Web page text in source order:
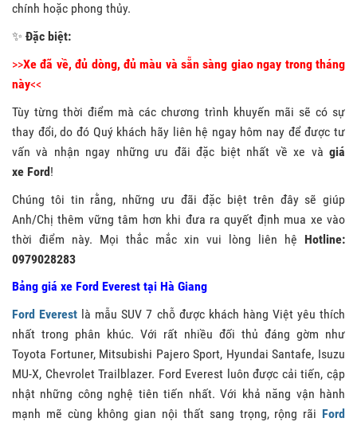
chính hoặc phong thủy.
✨ Đặc biệt:
>>Xe đã về, đủ dòng, đủ màu và sẵn sàng giao ngay trong tháng
này<<
Tùy từng thời điểm mà các chương trình khuyến mãi sẽ có sự
thay đổi, do đó Quý khách hãy liên hệ ngay hôm nay để được tư
vấn và nhận ngay những ưu đãi đặc biệt nhất về xe và giá
xe Ford!
Chúng tôi tin rằng, những ưu đãi đặc biệt trên đây sẽ giúp
Anh/Chị thêm vững tâm hơn khi đưa ra quyết định mua xe vào
thời điểm này. Mọi thắc mắc xin vui lòng liên hệ Hotline:
0979028283
Bảng giá xe Ford Everest tại Hà Giang
Ford Everest là mẫu SUV 7 chỗ được khách hàng Việt yêu thích
nhất trong phân khúc. Với rất nhiều đối thủ đáng gờm như
Toyota Fortuner, Mitsubishi Pajero Sport, Hyundai Santafe, Isuzu
MU-X, Chevrolet Trailblazer. Ford Everest luôn được cải tiến, cập
nhật những công nghệ tiên tiến nhất. Với khả năng vận hành
mạnh mẽ cùng không gian nội thất sang trọng, rộng rãi Ford